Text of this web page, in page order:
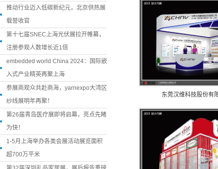
推动行业迈入低碳新纪元，北京供热展
载誉收官
第十七届SNEC上海光伏展拉开帷幕，
注册参观人数增长近1倍
embedded world China 2024：国际嵌
入式产业精英再聚上海
参展商观众共赴商海，yarnexpo大湾区
纱线展明年再聚！
第26届青岛医疗展即将启幕，亮点先睹
为快！
1-5月上海举办各类会展活动展览面积
超700万平米
东莞汉维科技股份有